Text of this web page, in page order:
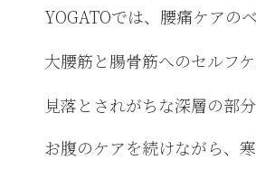
YOGATOでは、腰痛ケア
大腰筋と腸骨筋へのセルフ
見落とされがちな深層の部
お腹のケアを続けながら、